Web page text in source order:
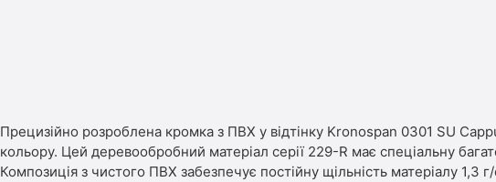
Прецизійно розроблена кромка з ПВХ у відтінку Kronospan 0301 SU
кольору. Цей деревообробний матеріал серії 229-R має спеціальну
Композиція з чистого ПВХ забезпечує постійну щільність матеріалу 1,3